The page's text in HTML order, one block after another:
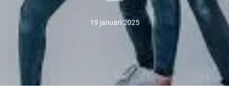
19 januari 2025